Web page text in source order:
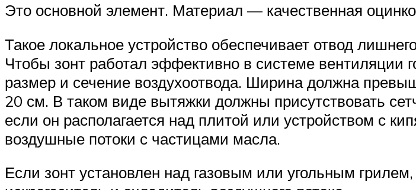
Это основной элемент. Материал — качественная
Такое локальное устройство обеспечивает отвод
Чтобы зонт работал эффективно в системе вентиляции
размер и сечение воздухоотвода. Ширина должна
20 см. В таком виде вытяжки должны присутствовать
если он располагается над плитой или устройством с
воздушные потоки с частицами масла.
Если зонт установлен над газовым или угольным